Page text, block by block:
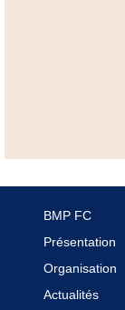
BMP FC
Présentation
Organisation
Actualités